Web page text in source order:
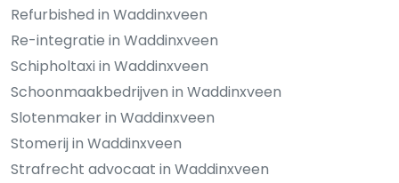
Refurbished in Waddinxveen
Re-integratie in Waddinxveen
Schipholtaxi in Waddinxveen
Schoonmaakbedrijven in Waddinxveen
Slotenmaker in Waddinxveen
Stomerij in Waddinxveen
Strafrecht advocaat in Waddinxveen